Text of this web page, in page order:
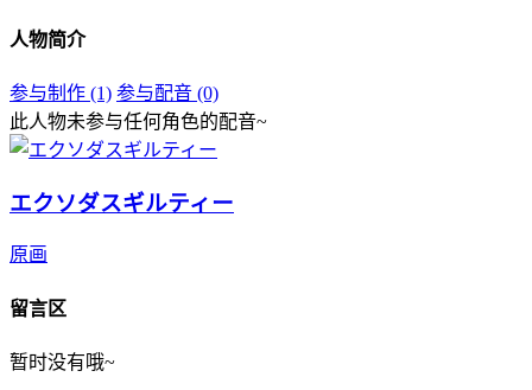
人物简介
参与制作 (1) 参与配音 (0)
此人物未参与任何角色的配音~
エクソダスギルティー
原画
留言区
暂时没有哦~